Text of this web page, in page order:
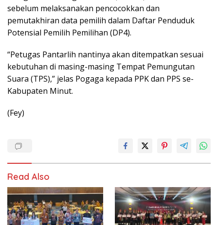
sebelum melaksanakan pencocokkan dan
pemutakhiran data pemilih dalam Daftar Penduduk
Potensial Pemilih Pemilihan (DP4).
“Petugas Pantarlih nantinya akan ditempatkan sesuai
kebutuhan di masing-masing Tempat Pemungutan
Suara (TPS),” jelas Pogaga kepada PPK dan PPS se-
Kabupaten Minut.
(Fey)
Read Also